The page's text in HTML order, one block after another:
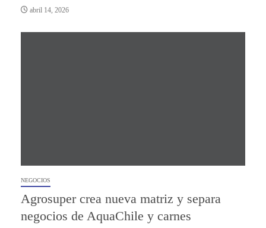
abril 14, 2026
NEGOCIOS
Agrosuper crea nueva matriz y separa
negocios de AquaChile y carnes